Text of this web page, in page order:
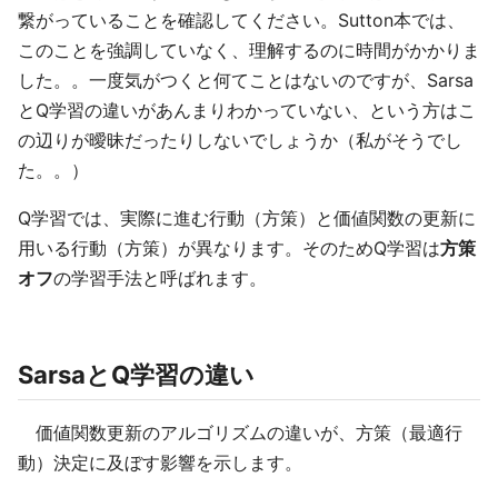
繋がっていることを確認してください。Sutton本では、
このことを強調していなく、理解するのに時間がかかりま
した。。一度気がつくと何てことはないのですが、Sarsa
とQ学習の違いがあんまりわかっていない、という方はこ
の辺りが曖昧だったりしないでしょうか（私がそうでし
た。。）
Q学習では、実際に進む行動（方策）と価値関数の更新に
用いる行動（方策）が異なります。そのためQ学習は方策
オフの学習手法と呼ばれます。
SarsaとQ学習の違い
価値関数更新のアルゴリズムの違いが、方策（最適行
動）決定に及ぼす影響を示します。